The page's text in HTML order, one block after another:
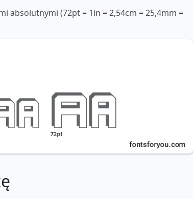
absolutnymi (72pt = 1in = 2,54cm = 25,4mm =